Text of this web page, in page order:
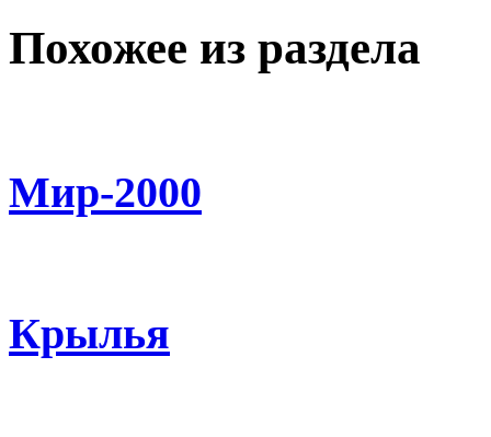
Похожее из раздела
Мир-2000
Крылья